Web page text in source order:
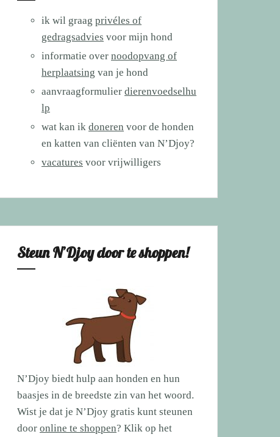
ik wil graag privéles of
gedragsadvies voor mijn hond
informatie over noodopvang of
herplaatsing van je hond
aanvraagformulier dierenvoedselhu
lp
wat kan ik doneren voor de honden
en katten van cliënten van N’Djoy?
vacatures voor vrijwilligers
Steun N’Djoy door te shoppen!
N’Djoy biedt hulp aan honden en hun
baasjes in de breedste zin van het woord.
Wist je dat je N’Djoy gratis kunt steunen
door online te shoppen? Klik op het